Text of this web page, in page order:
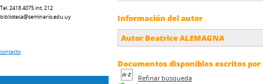
Información del autor
Autor Beatrice ALEMAGNA
Documentos disponibles escritos
Refinar búsqueda
Tel. 2418 4075 int. 212
biblioteca@seminario.edu.uy
contacto